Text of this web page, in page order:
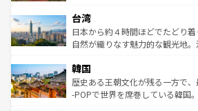
ならではの贅沢な旅のスタイルだ。 なお、新着のアメリ
情報はコンテンツ一覧を参照し
れるおもてなしの心で訪れる人々
人々、おいしいローカルフード
ク、伝統的なフラダンスなど、
ワイを、存分に味わってほしい。 なお、新着のハワイ情報
はコンテンツ一覧を参照してほ
リアリーフや大陸中央部にそびえ
ク）、タスマニアの美しい原生
ど、見どころがたくさん。また
いる。アクティビティも充実して
ビング、ハイキングなど、アウ
い。オーストラリアの多彩な魅
台湾
日本から約４時間ほどでたどり
自然が織りなす魅力的な観光地
ン）、静ひつな山岳地帯である台
と山間の静けさが共存しており
驚きをもたらしてくれる。また
韓国
歴史ある王朝文化が残る一方で
-POPで世界を席巻している韓国